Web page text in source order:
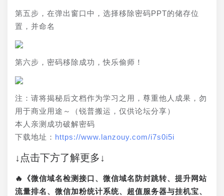
第五步，在弹出窗口中，选择移除密码PPT的储存位
置，并命名
第六步，密码移除成功，快乐偷师！
注：请将揭秘后文档作为学习之用，尊重他人成果，勿
用于商业用途～（锐普搬运，仅供论坛分享）
本人亲测成功破解密码
下载地址： https://www.lanzouy.com/i7s0i5i
↓点击下方了解更多↓
🔥《微信域名检测接口、微信域名防封跳转、提升网站
流量排名、微信加粉统计系统、超值服务器与挂机宝、